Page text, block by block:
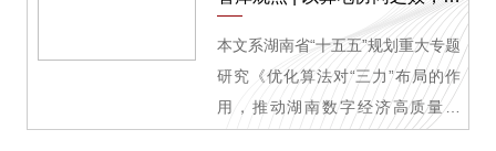
本文系湖南省“十五五”规划重大专题
研究《优化算法对“三力”布局的作
用，推动湖南数字经济高质量发